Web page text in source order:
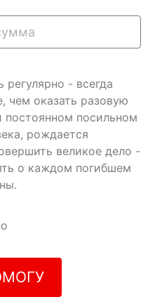
- всегда
чем оказать разовую
посильном
рождается
великое дело -
о каждом погибшем